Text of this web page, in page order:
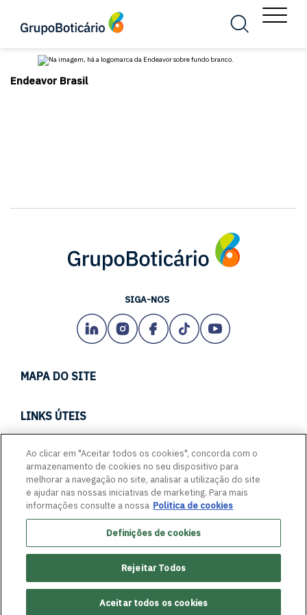
Busca Menu
Endeavor Brasil
SIGA-NOS
ACESSIBILIDADE
QUEM SOMOS
MÍDIAS
MAPA DO SITE
CARREIRAS
EMPREENDA CONOSCO
FALE COM A GENTE
LINKS ÚTEIS
PORTAL DE FORNECEDORES
GLASSDOOR
INFORMAÇÕES ADMINISTRATIVAS
POLÍTICA DE PRIVACIDADE
Ao clicar em "Aceitar todos os cookies", concorda com o
armazenamento de cookies no seu dispositivo para
melhorar a navegação no site, analisar a utilização do site
e ajudar nas nossas iniciativas de marketing. Para mais
informações consulte a nossa Politica de cookies
Definições de cookies
Rejeitar Todos
Aceitar todos os cookies